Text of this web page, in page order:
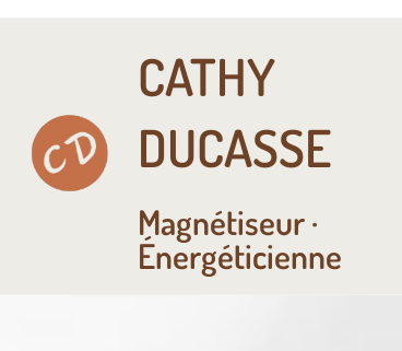
CATHY
DUCASSE
Magnétiseur ·
Énergéticienne